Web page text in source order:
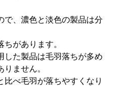
で、濃色と淡色の製品は分
ちがあります。
た製品は毛羽落ちが多め
ません。
比べ毛羽が落ちやすくなり